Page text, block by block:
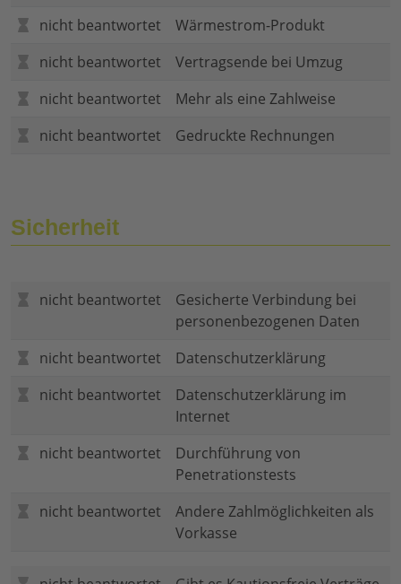
nicht beantwortet
Wärmestrom-Produkt
nicht beantwortet
Vertragsende bei Umzug
nicht beantwortet
Mehr als eine Zahlweise
nicht beantwortet
Gedruckte Rechnungen
Sicherheit
nicht beantwortet
Gesicherte Verbindung bei
personenbezogenen Daten
nicht beantwortet
Datenschutzerklärung
nicht beantwortet
Datenschutzerklärung im
Internet
nicht beantwortet
Durchführung von
Penetrationstests
nicht beantwortet
Andere Zahlmöglichkeiten als
Vorkasse